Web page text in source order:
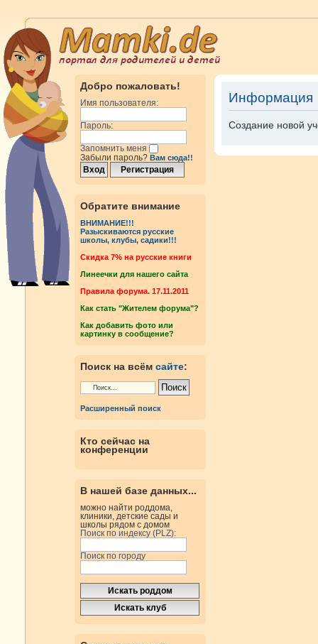
Добро пожаловать!
Имя пользователя:
Пароль:
Запомнить меня
Забыли пароль? Вам сюда!!
Обратите внимание
ВНИМАНИЕ!!!
Разыскиваются русские
школы, клубы, садики!!!
Cкидка 7% на русские книги
Линеечки для нашего сайта
Правила форума. 17.11.2011
Как стать "Жителем форума"?
Как добавить фото или
картинку в сообщение?
Поиск на всём сайте:
Расширенный поиск
Кто сейчас на
конференции
В нашей базе данных...
можно найти роддома,
клиники, детские сады и
школы рядом с домом
Поиск по индексу (PLZ):
Поиск по городу
Информация
Создание новой